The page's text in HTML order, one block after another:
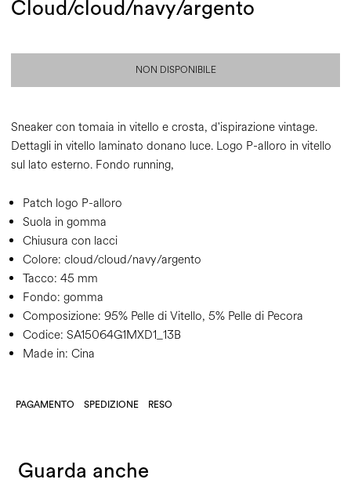
Cloud/cloud/navy/argento
NON DISPONIBILE
Sneaker con tomaia in vitello e crosta, d'ispirazione vintage.
Dettagli in vitello laminato donano luce. Logo P-alloro in vitello
sul lato esterno. Fondo running,
Patch logo P-alloro
Suola in gomma
Chiusura con lacci
Colore: cloud/cloud/navy/argento
Tacco: 45 mm
Fondo: gomma
Composizione: 95% Pelle di Vitello, 5% Pelle di Pecora
Codice: SA15064G1MXD1_13B
Made in: Cina
PAGAMENTO SPEDIZIONE RESO
Guarda anche